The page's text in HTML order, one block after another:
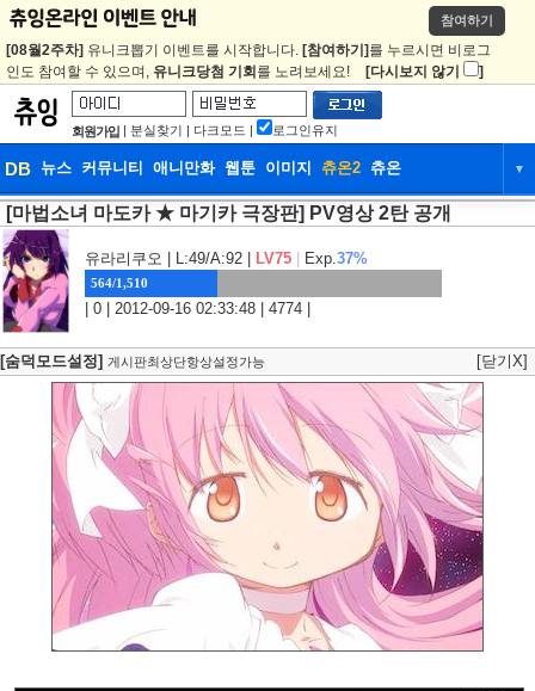
참여하기
[08월2주차] 유니크뽑기 이벤트를 시작합니다. [참여하기] 를 누르시면 비로그
인도 참여할 수 있으며, 유니크당첨 기회 를 노려보세요! [다시보지 않기 ]
회원가입 | 분실찾기 | 다크모드 | 로그인유지
DB 뉴스 커뮤니티 애니만화 웹툰 이미지 츄온2 츄온 ▼
DB 뉴스 커뮤니티 애니만화
웹툰 이미지 츄온2
[마법소녀 마도카 ★ 마기카 극장판] PV영상 2탄 공개
유라리쿠오 | L:49/A:92 | LV75 Exp.37%
564/1,510
| 0 | 2012-09-16 02:33:48 | 4774 |
[숨덕모드설정] 게시판최상단항상설정가능 [닫기X]